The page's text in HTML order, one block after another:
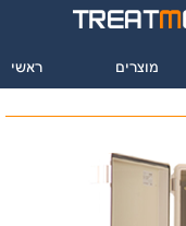
ראשי מוצרים